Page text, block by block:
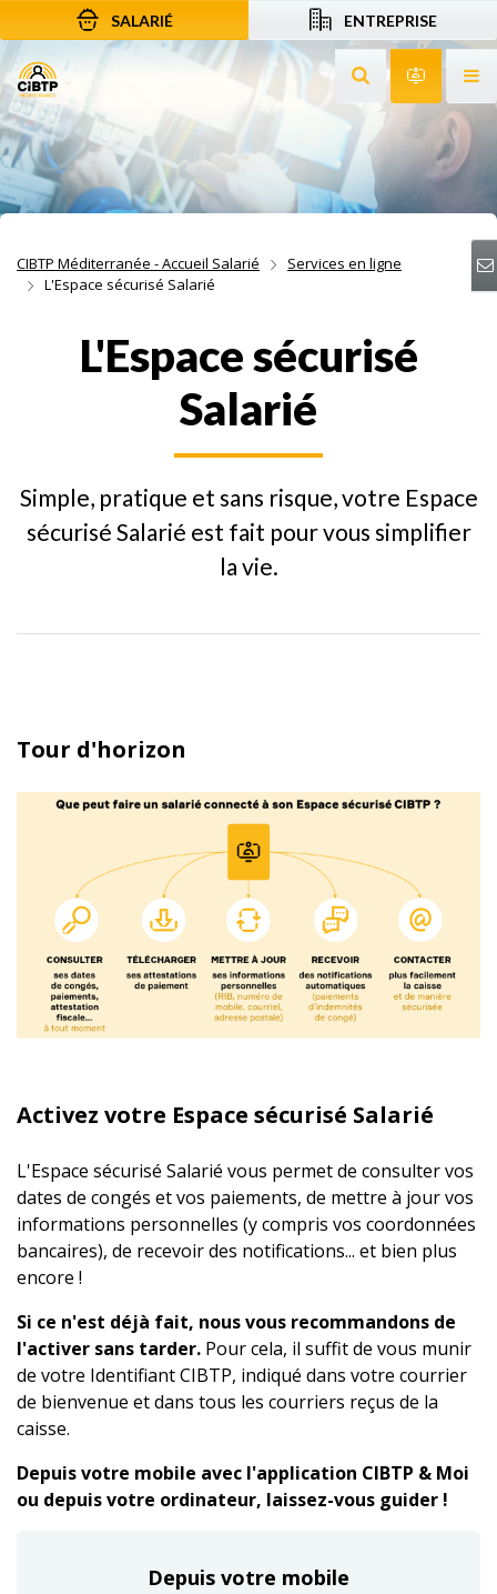
Aller au contenu
Aller à la recherche
Aller à la navigation
SALARIÉ ENTREPRISE
Rechercher sur
CIBTP Méditerranée - Accueil Salarié
Services en ligne
L'Espace sécurisé Salarié
L'Espace sécurisé
Salarié
Simple, pratique et sans risque, votre Espace
sécurisé Salarié est fait pour vous simplifier
la vie.
Tour d'horizon
Activez votre Espace sécurisé Salarié
L'Espace sécurisé Salarié vous permet de consulter vos
dates de congés et vos paiements, de mettre à jour vos
informations personnelles (y compris vos coordonnées
bancaires), de recevoir des notifications... et bien plus
encore !
Si ce n'est déjà fait, nous vous recommandons de
l'activer sans tarder. Pour cela, il suffit de vous munir
de votre Identifiant CIBTP, indiqué dans votre courrier
de bienvenue et dans tous les courriers reçus de la
caisse.
Depuis votre mobile avec l'application CIBTP & Moi
ou depuis votre ordinateur, laissez-vous guider !
Depuis votre mobile